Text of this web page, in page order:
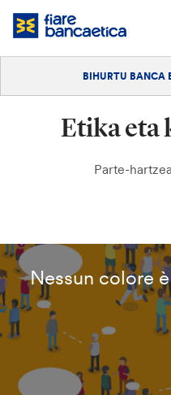
Pasatu
edukia
Bihurtu bezero
BIHURTU BANCA
Etika eta
Parte-
Nessun colore